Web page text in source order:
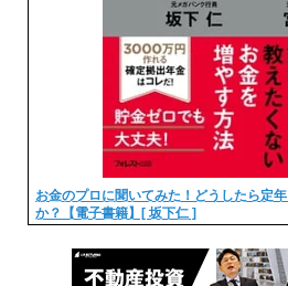
お金のプロに聞いてみた！どうしたら定
か？【電子書籍】[ 坂下仁 ]